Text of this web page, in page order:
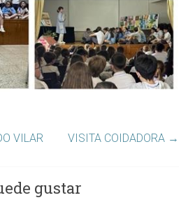
VILAR VISITA COIDADORA →
gustar